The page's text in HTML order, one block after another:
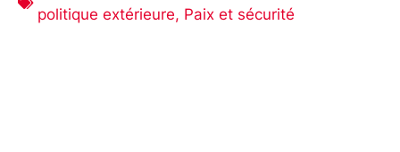
politique extérieure, Paix et sécurité